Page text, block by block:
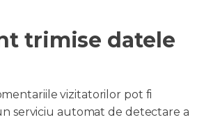
trimise datele
vizitatorilor pot fi
serviciu automat de detectare a